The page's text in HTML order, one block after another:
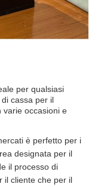
per qualsiasi
cassa per il
varie occasioni e
è perfetto per i
designata per il
il processo di
il cliente che per il